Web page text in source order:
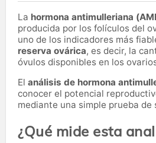
La hormona antimulleriana
producida por los folículos del
uno de los indicadores más
reserva ovárica, es decir, la
óvulos disponibles en los
El análisis de hormona
conocer el potencial
mediante una simple prueba de
¿Qué mide esta